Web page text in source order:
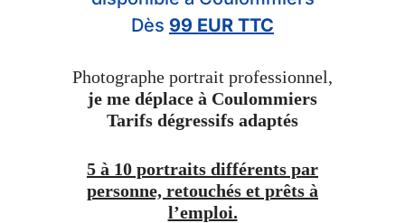
Dès 99 EUR TTC
Photographe portrait professionnel,
je me déplace à Coulommiers
Tarifs dégressifs adaptés
5 à 10 portraits différents par
personne, retouchés et prêts à
l’emploi.